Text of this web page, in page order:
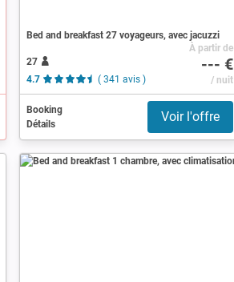
Bed and breakfast 27 voyageurs, avec jacuzzi
27
4.7
( 341 avis )
À partir de
--- €
/ nuit
Booking
Détails
Voir l'offre